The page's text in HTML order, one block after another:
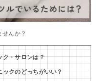
んか？
ク・サロンは？
ックのどっちがいい？